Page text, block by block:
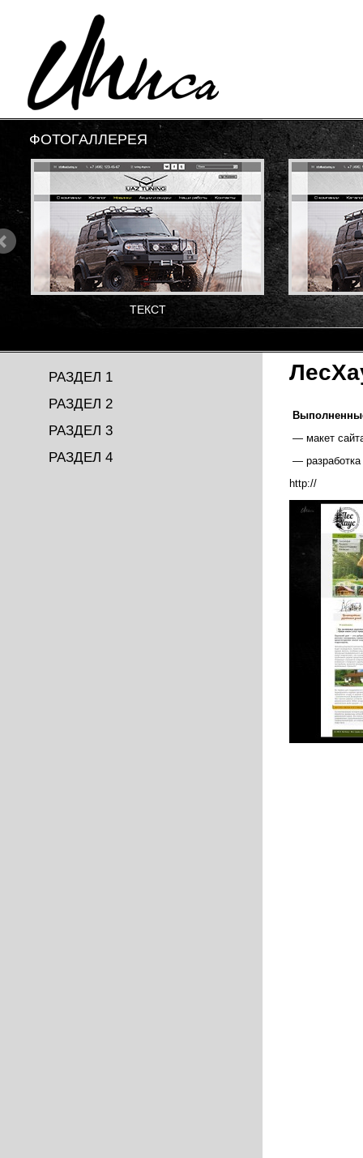
ФОТОГАЛЛЕРЕЯ
ТЕКСТ
— макет
— разработка
http://
РАЗДЕЛ 1
РАЗДЕЛ 2
РАЗДЕЛ 3
РАЗДЕЛ 4